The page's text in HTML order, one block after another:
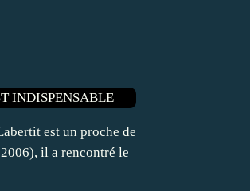
est un proche de
il a rencontré le